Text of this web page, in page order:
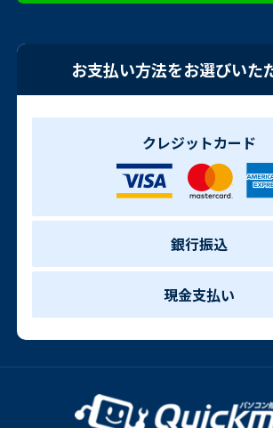
お支払い方法をお選びいた
クレジットカード
銀行振込
現金支払い